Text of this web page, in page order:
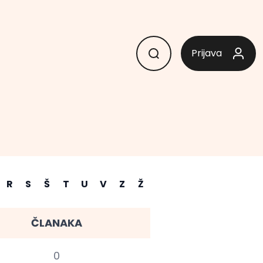
Prijava
R S Š T U V Z Ž
ČLANAKA
0